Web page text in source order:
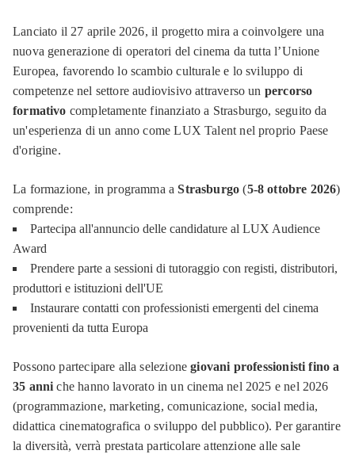
Lanciato il 27 aprile 2026, il progetto mira a coinvolgere una
nuova generazione di operatori del cinema da tutta l’Unione
Europea, favorendo lo scambio culturale e lo sviluppo di
competenze nel settore audiovisivo attraverso un percorso
formativo completamente finanziato a Strasburgo, seguito da
un'esperienza di un anno come LUX Talent nel proprio Paese
d'origine.
La formazione, in programma aStrasburgo(5-8 ottobre 2026)
comprende:
Partecipa all'annuncio delle candidature al LUX Audience
Award
Prendere parte a sessioni di tutoraggio con registi, distributori,
produttori e istituzioni dell'UE
Instaurare contatti con professionisti emergenti del cinema
provenienti da tutta Europa
Possono partecipare alla selezionegiovani professionisti fino a
35 anni che hanno lavorato in un cinema nel 2025 e nel 2026
(programmazione, marketing, comunicazione, social media,
didattica cinematografica o sviluppo del pubblico). Per garantire
la diversità, verrà prestata particolare attenzione alle sale